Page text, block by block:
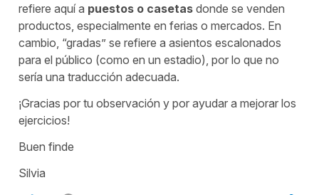
refiere aquí a puestos o casetas donde se venden
productos, especialmente en ferias o mercados. En
cambio, “gradas” se refiere a asientos escalonados
para el público (como en un estadio), por lo que no
sería una traducción adecuada.
¡Gracias por tu observación y por ayudar a mejorar los
ejercicios!
Buen finde
Silvia